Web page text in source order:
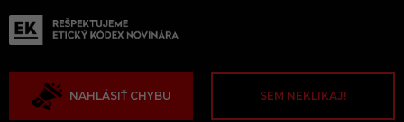
NAHLÁSIŤ CHYBU SEM NEKLIKAJ!